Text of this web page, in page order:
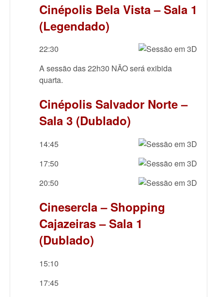
Cinépolis Bela Vista – Sala 1
(Legendado)
22:30
A sessão das 22h30 NÃO será exibida
quarta.
Cinépolis Salvador Norte –
Sala 3 (Dublado)
14:45
17:50
20:50
Cinesercla – Shopping
Cajazeiras – Sala 1
(Dublado)
15:10
17:45